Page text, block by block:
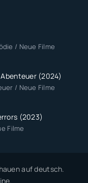
/ Neue Filme
(2024)
/ Neue Filme
(2023)
Filme
auf deutsch.